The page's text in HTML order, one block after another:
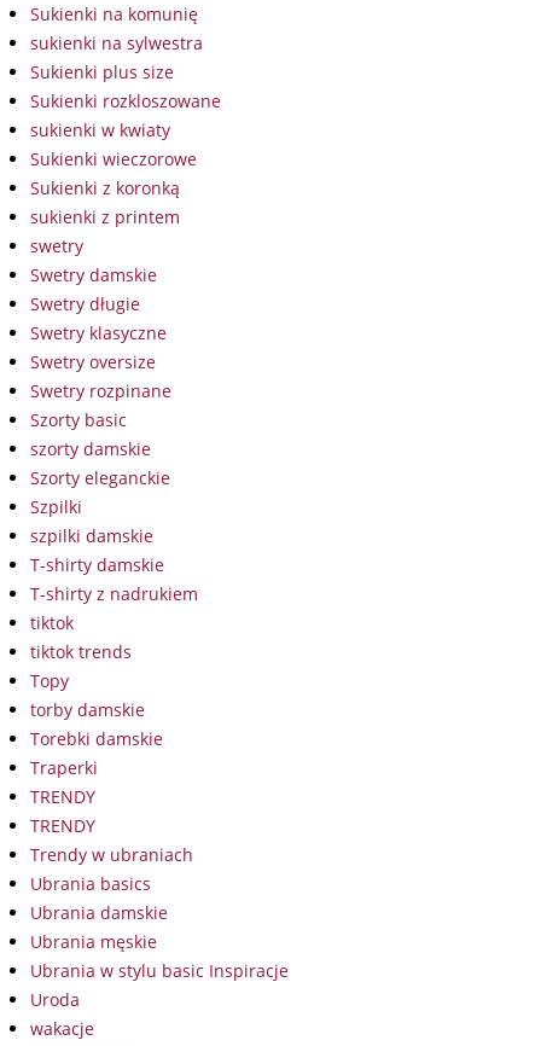
Sukienki na komunię
sukienki na sylwestra
Sukienki plus size
Sukienki rozkloszowane
sukienki w kwiaty
Sukienki wieczorowe
Sukienki z koronką
sukienki z printem
swetry
Swetry damskie
Swetry długie
Swetry klasyczne
Swetry oversize
Swetry rozpinane
Szorty basic
szorty damskie
Szorty eleganckie
Szpilki
szpilki damskie
T-shirty damskie
T-shirty z nadrukiem
tiktok
tiktok trends
Topy
torby damskie
Torebki damskie
Traperki
TRENDY
TRENDY
Trendy w ubraniach
Ubrania basics
Ubrania damskie
Ubrania męskie
Ubrania w stylu basic Inspiracje
Uroda
wakacje